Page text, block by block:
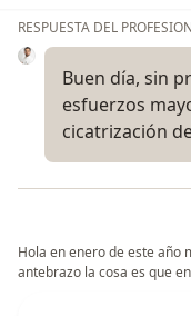
RESPUESTA DEL
Buen día, sin
esfuerzos
cicatrización
Hola en enero de este año
antebrazo la cosa es que